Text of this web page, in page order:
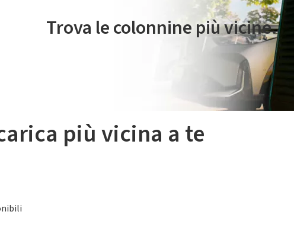
Trova le colonnine più vicine.
più vicina a te